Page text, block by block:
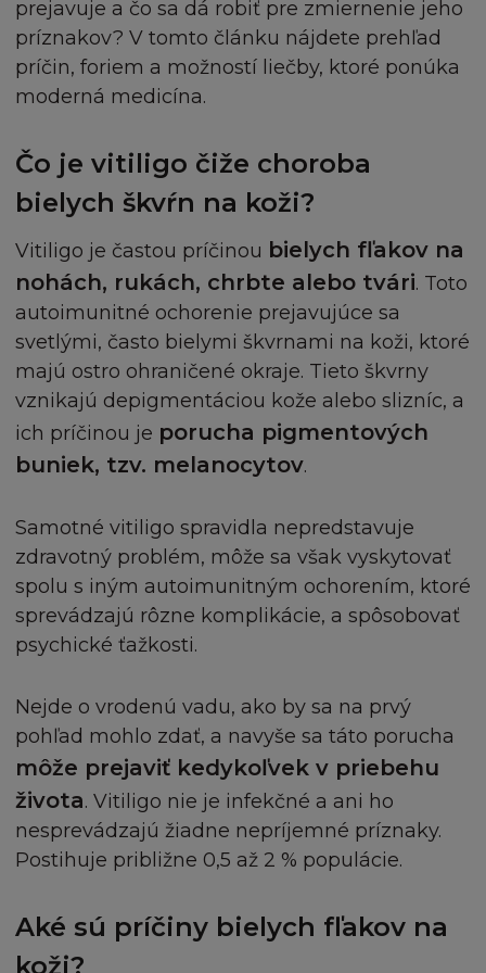
Riešenie pre Vašu pleť
Hydratácia
Nedokonalosti pleti
Začervenanie pleti
Výživa suchej pokožky
Pokožka so sklonmi k atopii
Regeneračná starostlivosť
Starostlivosť o pokožku
Psychológia
Výživa
Tehotenstvo a dieťa
prejavuje a čo sa dá robiť pre zmiernenie jeho
príznakov? V tomto článku nájdete prehľad
príčin, foriem a možností liečby, ktoré ponúka
moderná medicína.
Čo je vitiligo čiže choroba
bielych škvŕn na koži?
Vitiligo je častou príčinou bielych fľakov na
nohách, rukách, chrbte alebo tvári. Toto
autoimunitné ochorenie prejavujúce sa
svetlými, často bielymi škvrnami na koži, ktoré
majú ostro ohraničené okraje. Tieto škvrny
vznikajú depigmentáciou kože alebo slizníc, a
ich príčinou je porucha pigmentových
buniek, tzv. melanocytov.
Samotné vitiligo spravidla nepredstavuje
zdravotný problém, môže sa však vyskytovať
spolu s iným autoimunitným ochorením, ktoré
sprevádzajú rôzne komplikácie, a spôsobovať
psychické ťažkosti.
Nejde o vrodenú vadu, ako by sa na prvý
pohľad mohlo zdať, a navyše sa táto porucha
môže prejaviť kedykoľvek v priebehu
života. Vitiligo nie je infekčné a ani ho
nesprevádzajú žiadne nepríjemné príznaky.
Postihuje približne 0,5 až 2 % populácie.
Aké sú príčiny bielych fľakov na
koži?
odkazují, L´Oréal také nepřijímá žádnou
zodpovědnost za jakkékoliv ztráty nebo škody
nebo pokuty či závazky plynoucích z případné
újmy, které mohou být způsobeny důsledkem
souvisejícímu se Stránkami.
DUŠEVNÍ VLASTNICTVÍ
Stránka obsahující (mimo jiné) text, obsah,
software, video, hudbu, zvuk, grafiku, obrázky,
ilustrace, umělecká díla, fotografie, jména, loga,
ochrané známky, značky a další materiál
("Obsah") jsou chráněny autorskými právy,
obchodní značkou a/nebo jinými vlastnickými
právy. Obsah zahrnuje jak obsah ve vlastnictví a
pod správou firmy L´Oréal tak zároveň obsah ve
vlastnictví a pod správou třetích osob s
zprávy a další části, které vytvářejí stránku,
mohou být chráněny autorskými právy.
Souhlasíte s dodržováním všech příslušných
autorských práv a všech souvisejících právních
předpisů o autorských právech nebo s omezeními
obsaženými na této Stránce.
Žádná obchodní značka ani obchodní název
firmy L´Oréal nesmí být použity bez předchozího
písemného souhlasu firmy L´Oréal a zároveň
berete na vědomí, že nemáte žádná vlastnická
práva k těmto značkám a obchodním názvům.
Souhlasíte, že budete písemně informovat firmu
přístup, nebo využívání Stránky jakkoukoliv
stranou nebo tvrzením, kterým Stránka nebo